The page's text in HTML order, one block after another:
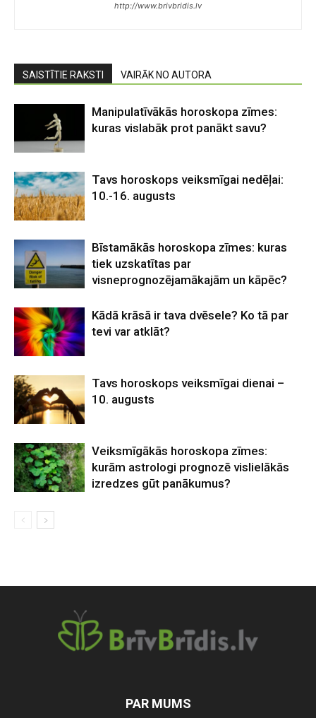
http://www.brivbridis.lv
SAISTĪTIE RAKSTI VAIRĀK NO AUTORA
Manipulatīvākās horoskopa zīmes:
kuras vislabāk prot panākt savu?
Tavs horoskops veiksmīgai nedēļai:
10.-16. augusts
Bīstamākās horoskopa zīmes: kuras
tiek uzskatītas par
visneprognozējamākajām un kāpēc?
Kādā krāsā ir tava dvēsele? Ko tā par
tevi var atklāt?
Tavs horoskops veiksmīgai dienai –
10. augusts
Veiksmīgākās horoskopa zīmes:
kurām astrologi prognozē vislielākās
izredzes gūt panākumus?
PAR MUMS